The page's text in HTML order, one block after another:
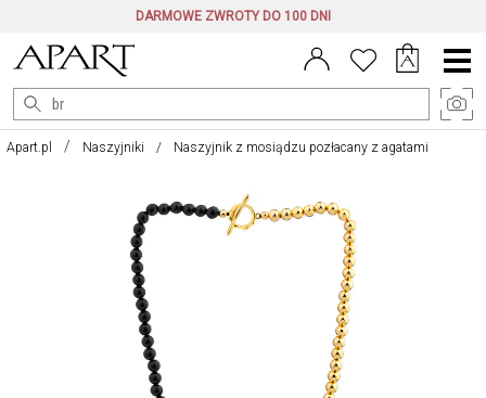
DARMOWE ZWROTY DO 100 DNI
Menu
główne
Apart.pl Naszyjniki Naszyjnik z mosiądzu pozłacany z agatami